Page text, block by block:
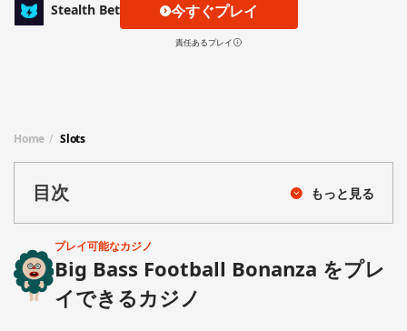
Stealth Bet 今すぐプレイ
責任あるプレイ
Home Slots
目次 もっと見る
プレイ可能なカジノ
Big Bass Football Bonanza をプレ
イできるカジノ